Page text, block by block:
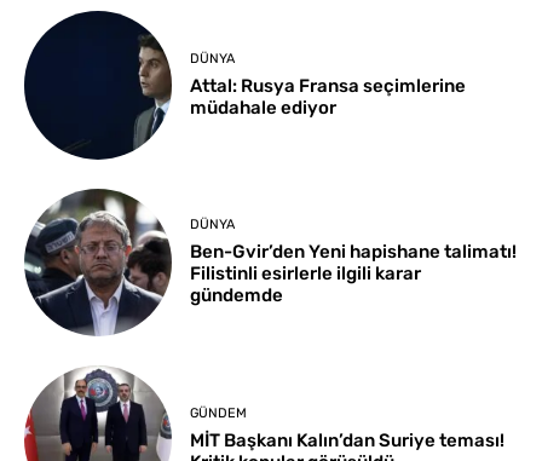
DÜNYA
Attal: Rusya Fransa seçimlerine
müdahale ediyor
DÜNYA
Ben-Gvir’den Yeni hapishane talimatı!
Filistinli esirlerle ilgili karar
gündemde
GÜNDEM
MİT Başkanı Kalın’dan Suriye teması!